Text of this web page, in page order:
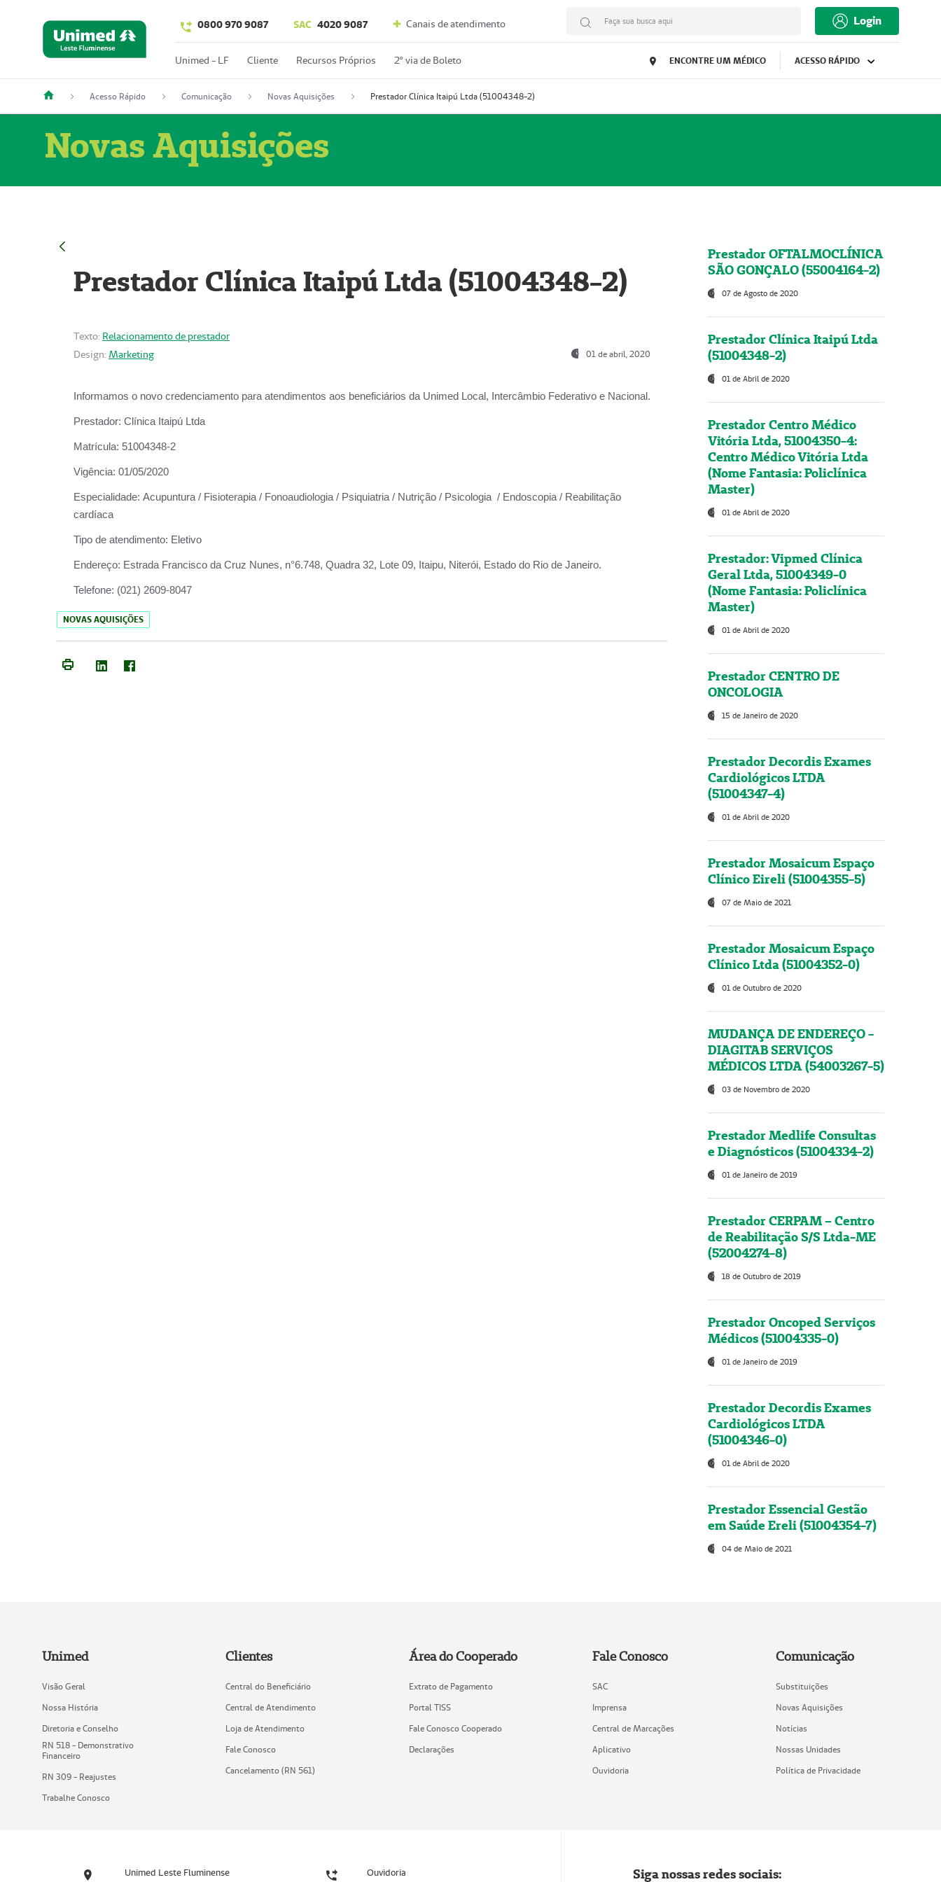
0800 970 9087 SAC 4020 9087 Canais de atendimento Faça sua busca aqui Login
Unimed - LF Cliente Recursos Próprios 2º via de Boleto ENCONTRE UM MÉDICO ACESSO RÁPIDO
Acesso Rápido Comunicação Novas Aquisições Prestador Clínica Itaipú Ltda (51004348-2)
Novas Aquisições
Prestador Clínica Itaipú Ltda (51004348-2)
Texto: Relacionamento de prestador
Design: Marketing 01 de abril, 2020
Informamos o novo credenciamento para atendimentos aos beneficiários da Unimed Local, Intercâmbio Federativo e Nacional.
Prestador: Clínica Itaipú Ltda
Matrícula: 51004348-2
Vigência: 01/05/2020
Especialidade: Acupuntura / Fisioterapia / Fonoaudiologia / Psiquiatria / Nutrição / Psicologia / Endoscopia / Reabilitação
cardíaca
Tipo de atendimento: Eletivo
Endereço: Estrada Francisco da Cruz Nunes, n°6.748, Quadra 32, Lote 09, Itaipu, Niterói, Estado do Rio de Janeiro.
Telefone: (021) 2609-8047
NOVAS AQUISIÇÕES
Prestador OFTALMOCLÍNICA
SÃO GONÇALO (55004164-2)
07 de Agosto de 2020
Prestador Clínica Itaipú Ltda
(51004348-2)
01 de Abril de 2020
Prestador Centro Médico
Vitória Ltda, 51004350-4:
Centro Médico Vitória Ltda
(Nome Fantasia: Policlínica
Master)
01 de Abril de 2020
Prestador: Vipmed Clínica
Geral Ltda, 51004349-0
(Nome Fantasia: Policlínica
Master)
01 de Abril de 2020
Prestador CENTRO DE
ONCOLOGIA
15 de Janeiro de 2020
Prestador Decordis Exames
Cardiológicos LTDA
(51004347-4)
01 de Abril de 2020
Prestador Mosaicum Espaço
Clínico Eireli (51004355-5)
07 de Maio de 2021
Prestador Mosaicum Espaço
Clínico Ltda (51004352-0)
01 de Outubro de 2020
MUDANÇA DE ENDEREÇO -
DIAGITAB SERVIÇOS
MÉDICOS LTDA (54003267-5)
03 de Novembro de 2020
Prestador Medlife Consultas
e Diagnósticos (51004334-2)
01 de Janeiro de 2019
Prestador CERPAM – Centro
de Reabilitação S/S Ltda-ME
(52004274-8)
18 de Outubro de 2019
Prestador Oncoped Serviços
Médicos (51004335-0)
01 de Janeiro de 2019
Prestador Decordis Exames
Cardiológicos LTDA
(51004346-0)
01 de Abril de 2020
Prestador Essencial Gestão
em Saúde Ereli (51004354-7)
04 de Maio de 2021
Unimed
Visão Geral
Nossa História
Diretoria e Conselho
RN 518 - Demonstrativo
Financeiro
RN 309 - Reajustes
Trabalhe Conosco
Clientes
Central do Beneficiário
Central de Atendimento
Loja de Atendimento
Fale Conosco
Cancelamento (RN 561)
Área do Cooperado
Extrato de Pagamento
Portal TISS
Fale Conosco Cooperado
Declarações
Fale Conosco
SAC
Imprensa
Central de Marcações
Aplicativo
Ouvidoria
Comunicação
Substituições
Novas Aquisições
Notícias
Nossas Unidades
Política de Privacidade
Unimed Leste Fluminense Ouvidoria Siga nossas redes sociais: